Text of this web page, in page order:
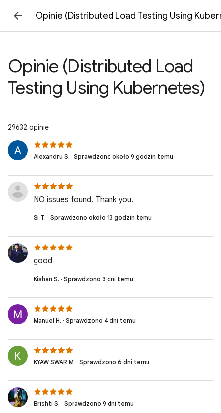
Opinie (Distributed Load Testing Using
Opinie (Distributed Load
Testing Using Kubernetes)
29632 opinie
Alexandru S. · Sprawdzono około 9 godzin temu
NO issues found. Thank you.
Si T. · Sprawdzono około 13 godzin temu
good
Kishan S. · Sprawdzono 3 dni temu
Manuel H. · Sprawdzono 4 dni temu
KYAW SWAR M. · Sprawdzono 6 dni temu
Brishti S. · Sprawdzono 9 dni temu